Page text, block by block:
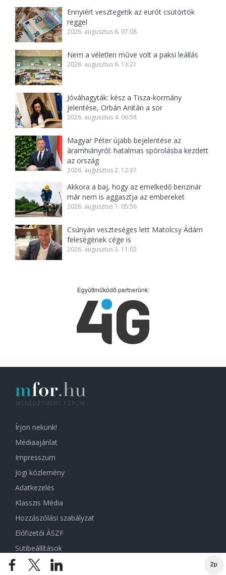
2p
Ennyiért vesztegetik az eurót csütörtök
reggel
2026. augusztus 6. 07:08
Nem a véletlen műve volt a paksi leállás
2026. augusztus 6. 13:21
Jóváhagyták: kész a Tisza-kormány
jelentése, Orbán Anitán a sor
2026. augusztus 4. 06:58
Magyar Péter újabb bejelentése az
áramhiányról: hatalmas spórolásba kezdett
az ország
2026. augusztus 2. 12:37
Akkora a baj, hogy az emelkedő benzinár
már nem is aggasztja az embereket
2026. augusztus 1. 05:56
Csúnyán veszteséges lett Matolcsy Ádám
feleségének cége is
2026. augusztus 3. 11:02
Együttműködő partnerünk:
Írjon nekünk!
Médiaajánlat
Impresszum
Jogi közlemény
Adatkezelés
Klasszis Média
Hozzászólási szabályzat
Előfizetői ÁSZF
Sütibeállítások